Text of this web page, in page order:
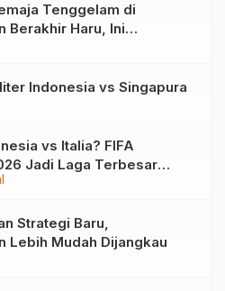
Tenggelam di
Berakhir Haru, Ini
Indonesia vs Singapura
vs Italia? FIFA
Jadi Laga Terbesar
Strategi Baru,
Lebih Mudah Dijangkau